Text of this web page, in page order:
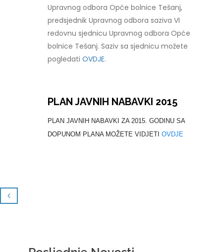
Upravnog odbora Opće bolnice Tešanj,
predsjednik Upravnog odbora saziva VI
redovnu sjednicu Upravnog odbora Opće
bolnice Tešanj. Saziv sa sjednicu možete
pogledatiOVDJE.
PLAN JAVNIH NABAVKI 2015
PLAN JAVNIH NABAVKI ZA 2015. GODINU SA
DOPUNOM PLANA MOŽETE VIDJETIOVDJE